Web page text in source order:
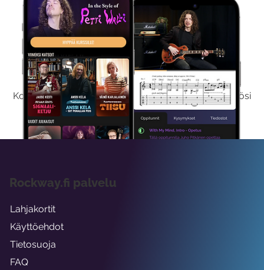
Kokeile Ilmaiseksi
Kokeilemalla ilmaiseksi saat koko sisältömme käyttöösi
viikon ajaksi.
Rockway.fi palvelu
Lahjakortit
Käyttöehdot
Tietosuoja
FAQ